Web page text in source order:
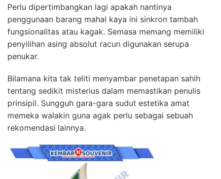
Perlu dipertimbangkan lagi apakah nantinya
penggunaan barang mahal kaya ini sinkron tambah
fungsionalitas atau kagak. Semasa memang memiliki
penyilihan asing absolut racun digunakan serupa
penukar.
Bilamana kita tak teliti menyambar penetapan sahih
tentang sedikit misterius dalam memastikan penulis
prinsipil. Sungguh gara-gara sudut estetika amat
memeka walakin guna agak perlu sebagai sebuah
rekomendasi lainnya.